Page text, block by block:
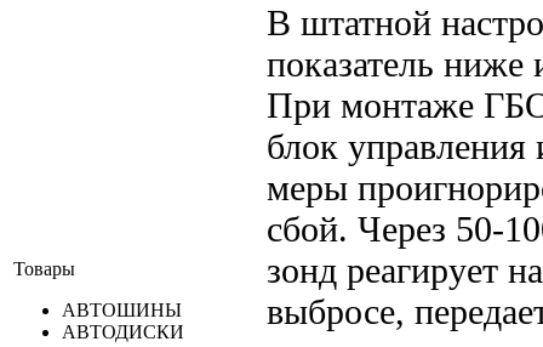
Товары
АВТОШИНЫ
АВТОДИСКИ
В штатной
показатель
При монтаже
блок управления
меры
сбой. Через 50-
зонд реагирует
выбросе,